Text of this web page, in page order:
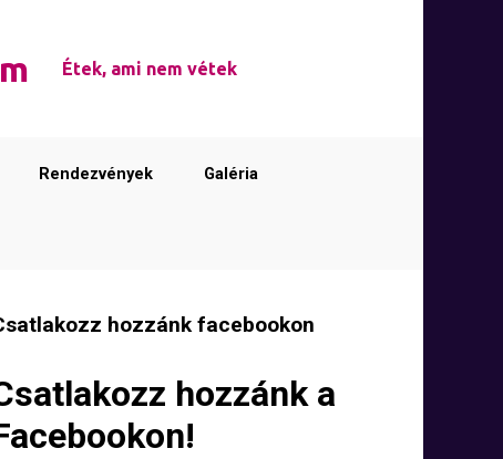
Étek, ami nem vétek
Rendezvények Galéria
hozzánk facebookon
hozzánk a